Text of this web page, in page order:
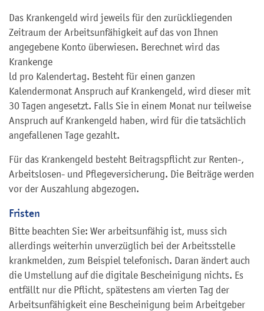
Das Krankengeld wird jeweils für den zurückliegenden
Zeitraum der Arbeitsunfähigkeit auf das von Ihnen
angegebene Konto überwiesen. Berechnet wird das
Krankenge
ld pro Kalendertag. Besteht für einen ganzen
Kalendermonat Anspruch auf Krankengeld, wird dieser mit
30 Tagen angesetzt. Falls Sie in einem Monat nur teilweise
Anspruch auf Krankengeld haben, wird für die tatsächlich
angefallenen Tage gezahlt.
Für das Krankengeld besteht Beitragspflicht zur Renten-,
Arbeitslosen- und Pflegeversicherung. Die Beiträge werden
vor der Auszahlung abgezogen.
Fristen
Bitte beachten Sie: Wer arbeitsunfähig ist, muss sich
allerdings weiterhin unverzüglich bei der Arbeitsstelle
krankmelden, zum Beispiel telefonisch. Daran ändert auch
die Umstellung auf die digitale Bescheinigung nichts. Es
entfällt nur die Pflicht, spätestens am vierten Tag der
Arbeitsunfähigkeit eine Bescheinigung beim Arbeitgeber